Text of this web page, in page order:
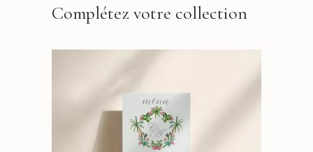
Complétez votre collection